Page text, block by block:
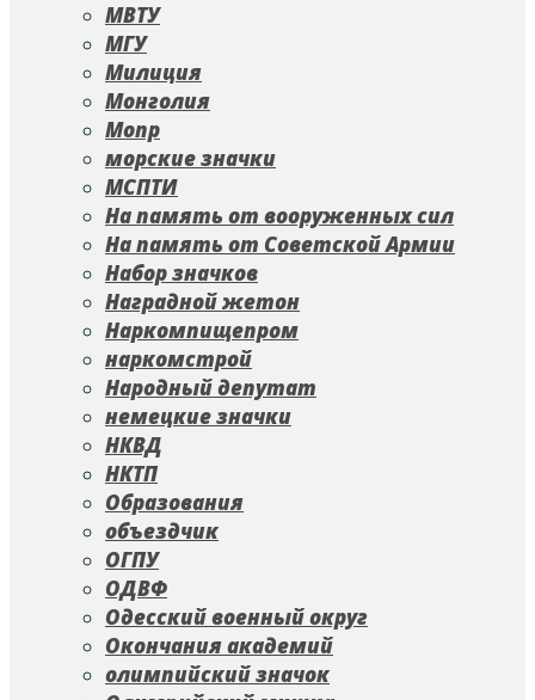
МВТУ
МГУ
Милиция
Монголия
Мопр
морские значки
МСПТИ
На память от вооруженных сил
На память от Советской Армии
Набор значков
Наградной жетон
Наркомпищепром
наркомстрой
Народный депутат
немецкие значки
НКВД
НКТП
Образования
объездчик
ОГПУ
ОДВФ
Одесский военный округ
Окончания академий
олимпийский значок